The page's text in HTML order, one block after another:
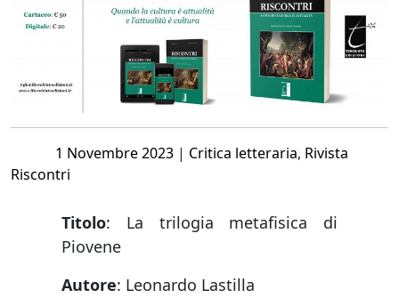
Posted
on
1 Novembre 2023 | Critica letteraria, Rivista
Riscontri
Titolo: La trilogia metafisica di
Piovene
Autore: Leonardo Lastilla